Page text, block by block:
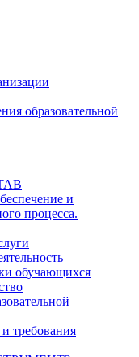
образовательной
и
процесса.
обучающихся
требования